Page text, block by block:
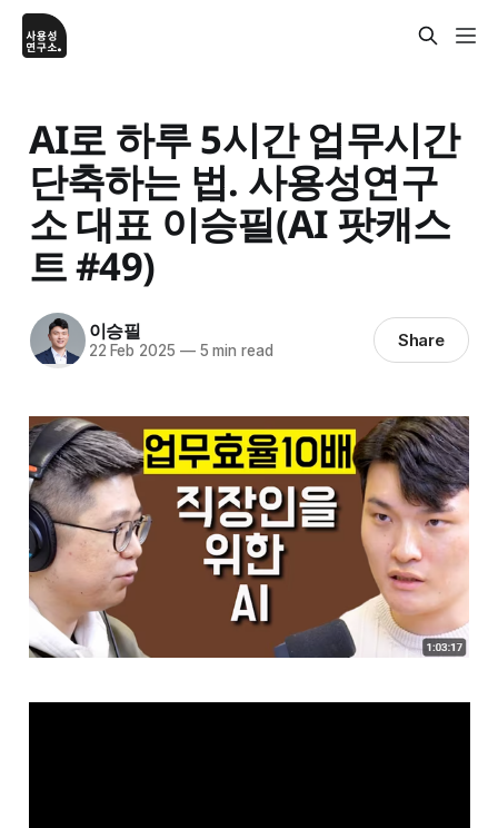
AI로 하루 5시간 업무시간
단축하는 법. 사용성연구
소 대표 이승필(AI 팟캐스
트 #49)
이승필
22 Feb 2025 —5 min read Share